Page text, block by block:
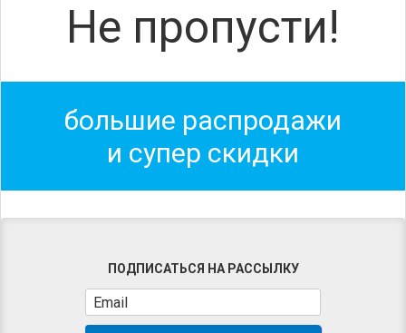
Не пропусти!
большие распродажи
и супер скидки
ПОДПИСАТЬСЯ НА РАССЫЛКУ